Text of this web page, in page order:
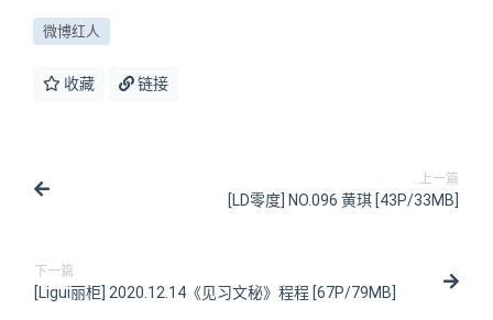
微博红人
收藏 链接
上一篇
[LD零度] NO.096 黄琪 [43P/33MB]
下一篇
[Ligui丽柜] 2020.12.14《见习文秘》程程 [67P/79MB]